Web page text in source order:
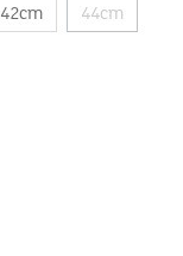
42cm 44cm